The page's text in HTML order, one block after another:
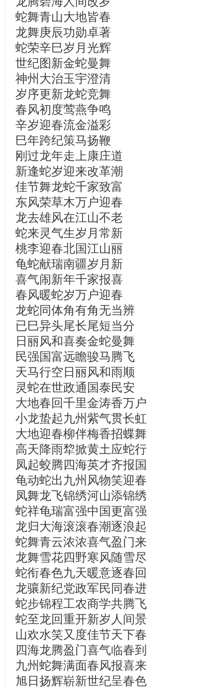
蛇舞青山大地皆春
龙舞庚辰功勋卓著
蛇荣辛巳岁月光辉
世纪图新金蛇曼舞
神州大治玉宇澄清
岁序更新龙蛇竞舞
春风初度莺燕争鸣
辛岁迎春流金溢彩
巳年跨纪策马扬鞭
刚过龙年走上康庄道
新逢蛇岁迎来改革潮
佳节舞龙蛇千家致富
东风荣草木万户迎春
龙去雄风在江山不老
蛇来灵气生岁月常新
桃李迎春北国江山丽
龟蛇献瑞南疆岁月新
喜气闹新年千家报喜
春风暖蛇岁万户迎春
龙蛇同体角有角无当辨
已巳异头尾长尾短当分
日丽风和喜奏金蛇曼舞
民强国富远瞻骏马腾飞
天马行空日丽风和雨顺
灵蛇在世政通国泰民安
大地春回千里金涛香万户
小龙蛰起九州紫气贯长虹
大地迎春柳伴梅香招蝶舞
高天降雨犂掀黄土应蛇行
凤起蛟腾四海英才齐报国
龟动蛇出九州风物笑迎春
凤舞龙飞锦绣河山添锦绣
蛇祥龟瑞富强中国更富强
龙归大海滚滚春潮逐浪起
蛇舞青云浓浓喜气盈门来
龙舞雪花四野寒风随雪尽
蛇衔春色九天暖意逐春回
龙骧新纪党政军民同春进
蛇步锦程工农商学共腾飞
蛇至龙回重开新岁人间景
山欢水笑又度佳节天下春
四海龙腾盈门喜气临春到
九州蛇舞满面春风报喜来
旭日扬辉崭新世纪呈春色